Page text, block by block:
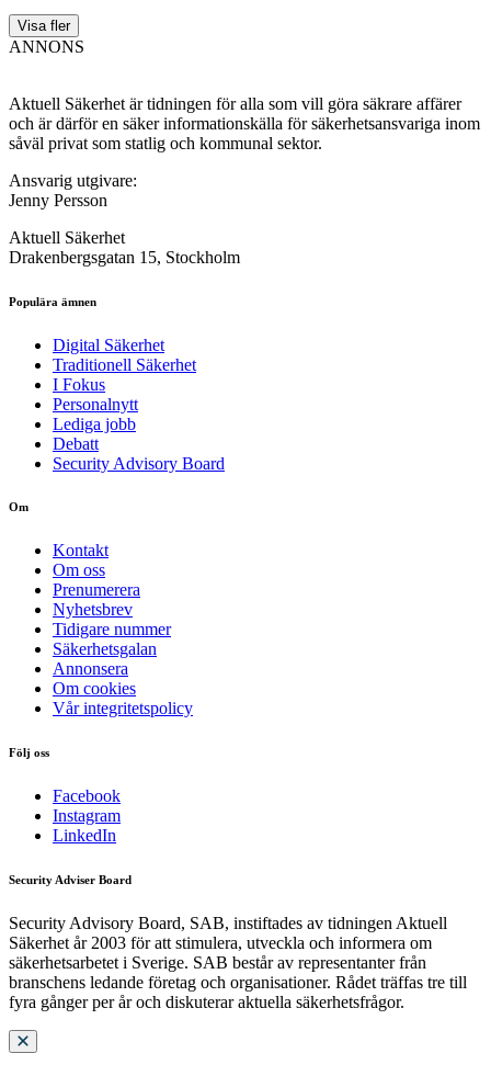
Visa fler
ANNONS
Aktuell Säkerhet är tidningen för alla som vill göra säkrare affärer
och är därför en säker informationskälla för säkerhets­ansvariga inom
såväl privat som statlig och kommunal sektor.
Ansvarig utgivare:
Jenny Persson
Aktuell Säkerhet
Drakenbergsgatan 15, Stockholm
Populära ämnen
Digital Säkerhet
Traditionell Säkerhet
I Fokus
Personalnytt
Lediga jobb
Debatt
Security Advisory Board
Om
Kontakt
Om oss
Prenumerera
Nyhetsbrev
Tidigare nummer
Säkerhetsgalan
Annonsera
Om cookies
Vår integritetspolicy
Följ oss
Facebook
Instagram
LinkedIn
Security Adviser Board
Security Advisory Board, SAB, instiftades av tidningen Aktuell
Säkerhet år 2003 för att stimulera, utveckla och informera om
säkerhetsarbetet i Sverige. SAB består av representanter från
branschens ledande företag och organisationer. Rådet träffas tre till
fyra gånger per år och diskuterar aktuella säkerhetsfrågor.